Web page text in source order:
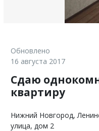
Обновлено
16 августа 2017
Сдаю
квартиру
Нижний Новгород,
улица, дом 2